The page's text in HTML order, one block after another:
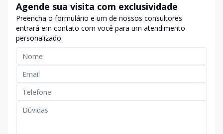
Agende sua visita com exclusividade
Preencha o formulário e um de nossos consultores
entrará em contato com você para um atendimento
personalizado.